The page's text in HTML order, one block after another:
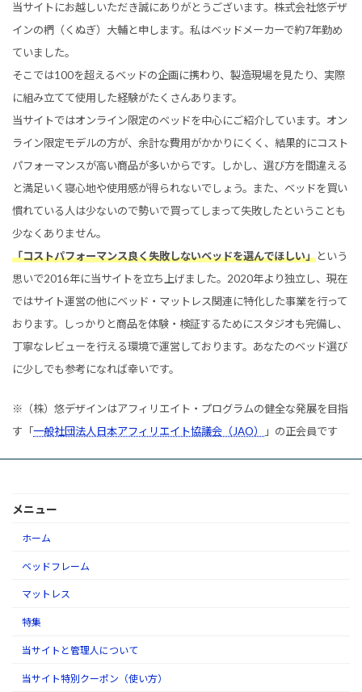
当サイトにお越しいただき誠にありがとうございます。株式会社悠デザ
インの椚（くぬぎ）大輔と申します。私はベッドメーカーで約7年勤め
ていました。
そこでは100を超えるベッドの企画に携わり、製造現場を見たり、実際
に組み立てて使用した経験がたくさんあります。
当サイトではオンライン限定のベッドを中心にご紹介しています。オン
ライン限定モデルの方が、余計な費用がかかりにくく、結果的にコスト
パフォーマンスが高い商品が多いからです。しかし、選び方を間違える
と満足いく寝心地や使用感が得られないでしょう。また、ベッドを買い
慣れている人は少ないので勢いで買ってしまって失敗したということも
少なくありません。
「コストパフォーマンス良く失敗しないベッドを選んでほしい」という
思いで2016年に当サイトを立ち上げました。2020年より独立し、現在
ではサイト運営の他にベッド・マットレス関連に特化した事業を行って
おります。しっかりと商品を体験・検証するためにスタジオも完備し、
丁寧なレビューを行える環境で運営しております。あなたのベッド選び
に少しでも参考になれば幸いです。
※（株）悠デザインはアフィリエイト・プログラムの健全な発展を目指
す「一般社団法人日本アフィリエイト協議会（JAO） 」の正会員です
メニュー
ホーム
ベッドフレーム
マットレス
特集
当サイトと管理人について
当サイト特別クーポン（使い方）